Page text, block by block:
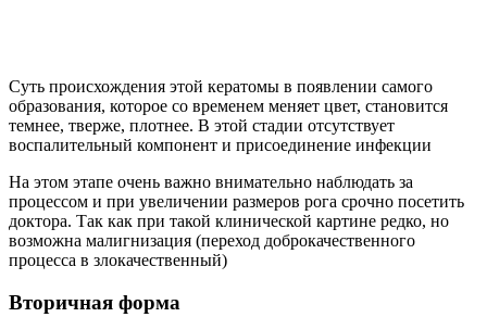
Суть происхождения этой кератомы в появлении самого
образования, которое со временем меняет цвет, становится
темнее, тверже, плотнее. В этой стадии отсутствует
воспалительный компонент и присоединение инфекции
На этом этапе очень важно внимательно наблюдать за
процессом и при увеличении размеров рога срочно посетить
доктора. Так как при такой клинической картине редко, но
возможна малигнизация (переход доброкачественного
процесса в злокачественный)
Вторичная форма